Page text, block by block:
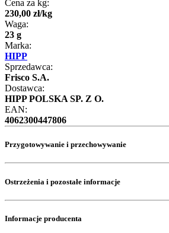
Cena za kg:
230,00 zł/kg
Waga:
23 g
Marka:
HIPP
Sprzedawca:
Frisco S.A.
Dostawca:
HIPP POLSKA SP. Z O.
EAN:
4062300447806
Przygotowywanie i przechowywanie
Ostrzeżenia i pozostałe informacje
Informacje producenta